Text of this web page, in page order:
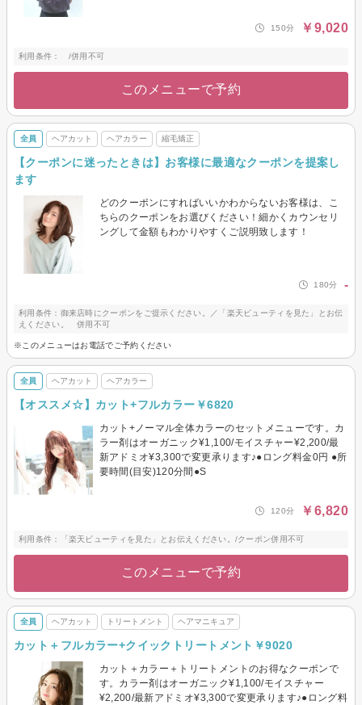
150分 ￥9,020
利用条件： /併用不可
このメニューで予約
全員 ヘアカット ヘアカラー 縮毛矯正
【クーポンに迷ったときは】お客様に最適なクーポンを提案し
ます
どのクーポンにすればいいかわからないお客様は、こ
ちらのクーポンをお選びください！細かくカウンセリ
ングして金額もわかりやすくご説明致します！
180分 -
利用条件：御来店時にクーポンをご提示ください。／「楽天ビューティを見た」とお伝
えください。 併用不可
※このメニューはお電話でご予約ください
全員 ヘアカット ヘアカラー
【オススメ☆】カット+フルカラー￥6820
カット+ノーマル全体カラーのセットメニューです。カ
ラー剤はオーガニック¥1,100/モイスチャー¥2,200/最
新アドミオ¥3,300で変更承ります♪●ロング料金0円 ●所
要時間(目安)120分間●S
120分 ￥6,820
利用条件：「楽天ビューティを見た」とお伝えください。/クーポン併用不可
このメニューで予約
全員 ヘアカット トリートメント ヘアマニキュア
カット＋フルカラー+クイックトリートメント￥9020
カット＋カラー＋トリートメントのお得なクーポンで
す。カラー剤はオーガニック¥1,100/モイスチャー
¥2,200/最新アドミオ¥3,300で変更承ります♪●ロング料